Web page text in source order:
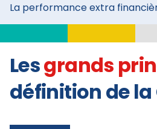
La performance extra
Lesgrands
définition de la